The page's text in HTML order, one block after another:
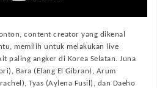
content creator yang dikenal
memilih untuk melakukan live
paling angker di Korea Selatan. Juna
Bara (Elang El Gibran), Arum
Tyas (Aylena Fusil), dan Daeho